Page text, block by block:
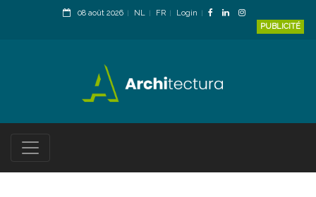
08 août 2026 NL FR
Login
PUBLICITÉ